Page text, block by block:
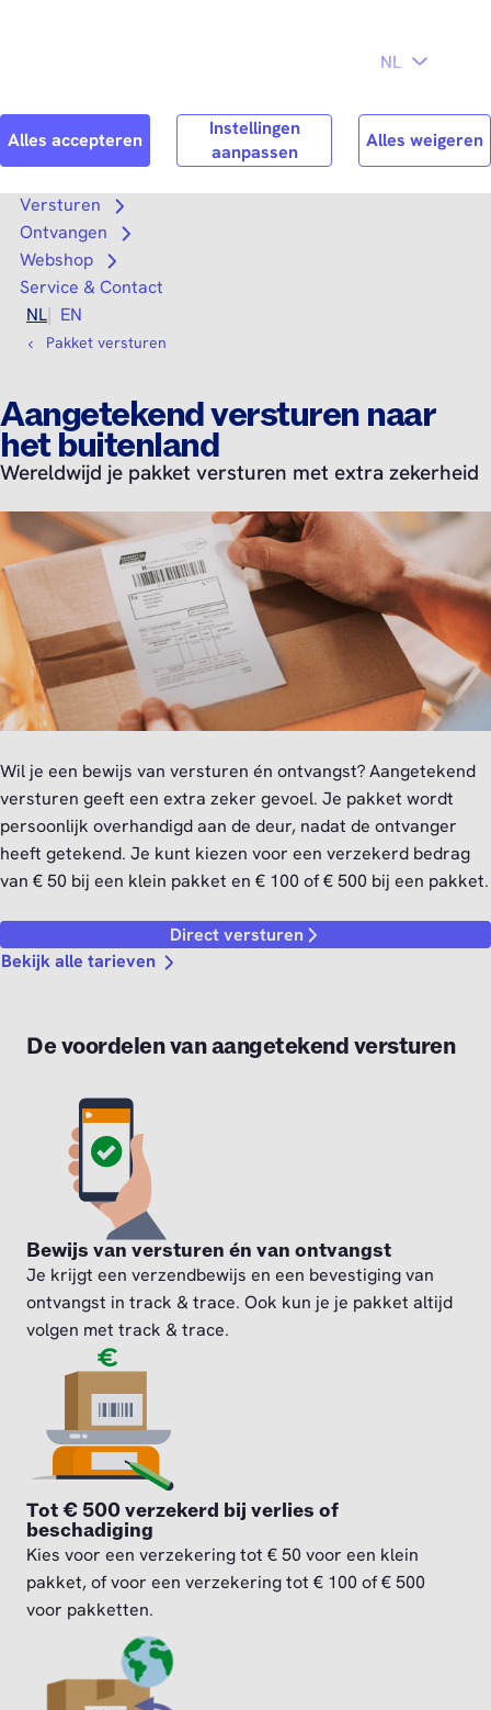
Search Zoek
Versturen
Open submenu
Ontvangen
Open submenu
Webshop
Open submenu
Service & Contact
NL
EN
Pakket versturen
Aangetekend versturen naar
het buitenland
Wereldwijd je pakket versturen met extra zekerheid
Wil je een bewijs van versturen én ontvangst? Aangetekend
versturen geeft een extra zeker gevoel. Je pakket wordt
persoonlijk overhandigd aan de deur, nadat de ontvanger
heeft getekend. Je kunt kiezen voor een verzekerd bedrag
van € 50 bij een klein pakket en € 100 of € 500 bij een pakket.
Direct versturen
Bekijk alle tarieven
De voordelen van aangetekend versturen
Bewijs van versturen én van ontvangst
Je krijgt een verzendbewijs en een bevestiging van
ontvangst in track & trace. Ook kun je je pakket altijd
volgen met track & trace.
Tot € 500 verzekerd bij verlies of
beschadiging
Kies voor een verzekering tot € 50 voor een klein
pakket, of voor een verzekering tot € 100 of € 500
voor pakketten.